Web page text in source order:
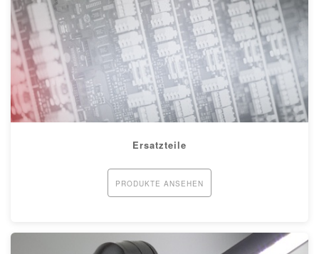
Ersatzteile
PRODUKTE ANSEHEN